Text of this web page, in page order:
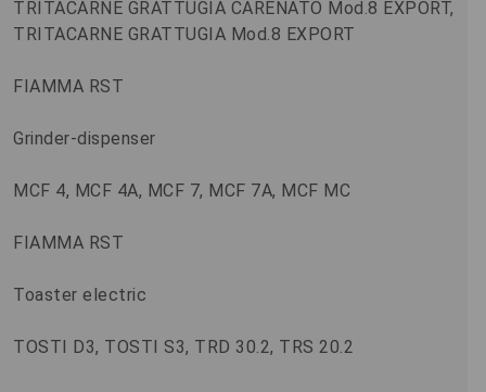
TRITACARNE GRATTUGIA CARENATO Mod.8 EXPORT,
TRITACARNE GRATTUGIA Mod.8 EXPORT
FIAMMA RST
Grinder-dispenser
MCF 4, MCF 4A, MCF 7, MCF 7A, MCF MC
FIAMMA RST
Toaster electric
TOSTI D3, TOSTI S3, TRD 30.2, TRS 20.2